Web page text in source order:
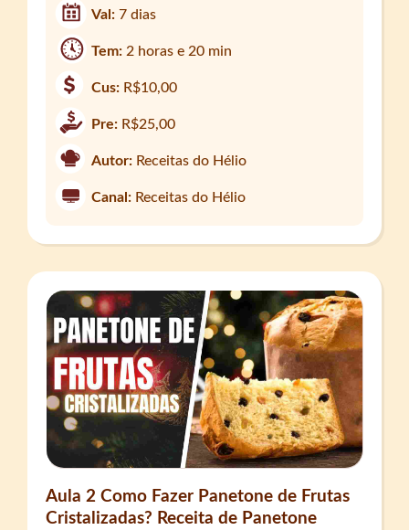
Val:7 dias
Tem:2 horas e 20 min
Cus: R$10,00
Pre: R$25,00
Autor: Receitas do Hélio
Canal: Receitas do Hélio
Aula 2 Como Fazer Panetone de Frutas
Cristalizadas? Receita de Panetone